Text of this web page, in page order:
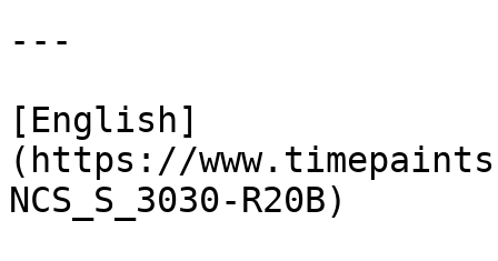
---
[English]
(https://
NCS_S_3030-R20B)